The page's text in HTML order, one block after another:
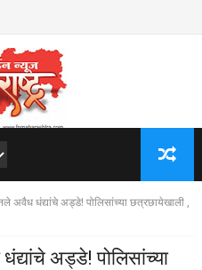
अवैध धंद्यांचे अड्डे! पोलिसांच्या छत्रछायेखाली ,
अड्डे! पोलिसांच्या